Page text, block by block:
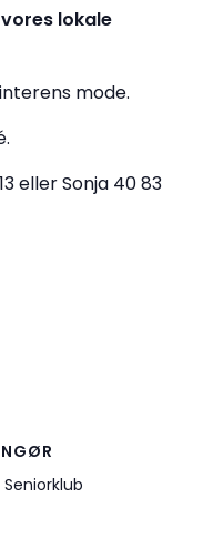
lokale
mode.
eller Sonja 40 83
Seniorklub